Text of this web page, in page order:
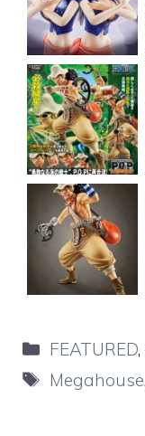
Categorie
FEATURED,
Tag
Megahouse,